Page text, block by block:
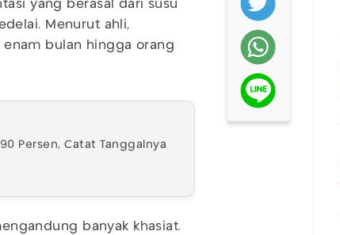
yang berasal dari susu
Menurut ahli,
bulan hingga orang
Persen, Catat Tanggalnya
banyak khasiat.